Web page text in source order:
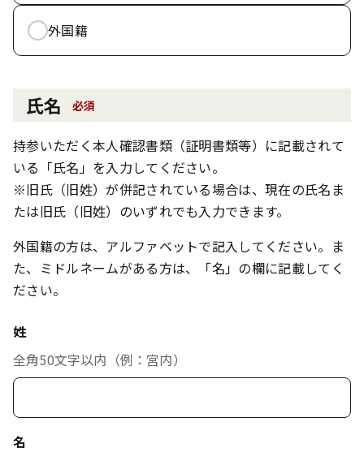
外国籍
氏名 必須
持参いただく本人確認書類（証明書類等）に記載されて
いる「氏名」を入力してください。
※旧氏（旧姓）が併記されている場合は、現在の氏名ま
たは旧氏（旧姓）のいずれでも入力できます。
外国籍の方は、アルファベットで記入してください。ま
た、ミドルネームがある方は、「名」の欄に記載してく
ださい。
姓
全角50文字以内（例：宮内）
名